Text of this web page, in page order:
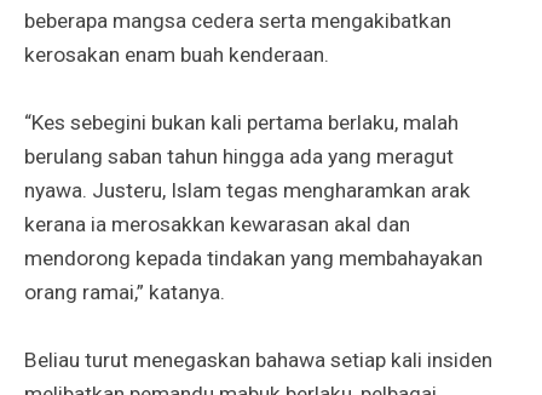
beberapa mangsa cedera serta mengakibatkan
kerosakan enam buah kenderaan.
“Kes sebegini bukan kali pertama berlaku, malah
berulang saban tahun hingga ada yang meragut
nyawa. Justeru, Islam tegas mengharamkan arak
kerana ia merosakkan kewarasan akal dan
mendorong kepada tindakan yang membahayakan
orang ramai,” katanya.
Beliau turut menegaskan bahawa setiap kali insiden